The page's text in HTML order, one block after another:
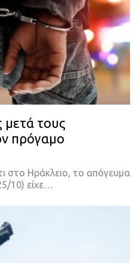
μετά τους
πρόγαμο
στο Ηράκλειο, το απόγευμα
10) είχε…